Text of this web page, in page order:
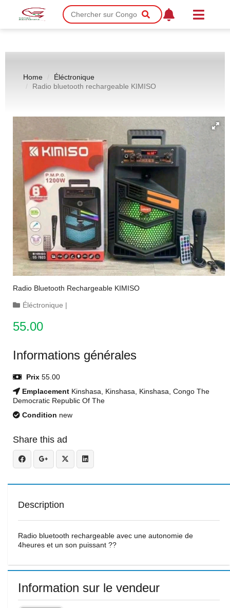
Home
Éléctronique
Radio bluetooth rechargeable KIMISO
Radio Bluetooth Rechargeable KIMISO
Éléctronique |
55.00
Informations générales
Prix 55.00
Emplacement Kinshasa, Kinshasa, Kinshasa, Congo The
Democratic Republic Of The
Condition new
Share this ad
Description
Radio bluetooth rechargeable avec une autonomie de
4heures et un son puissant ??
Information sur le vendeur